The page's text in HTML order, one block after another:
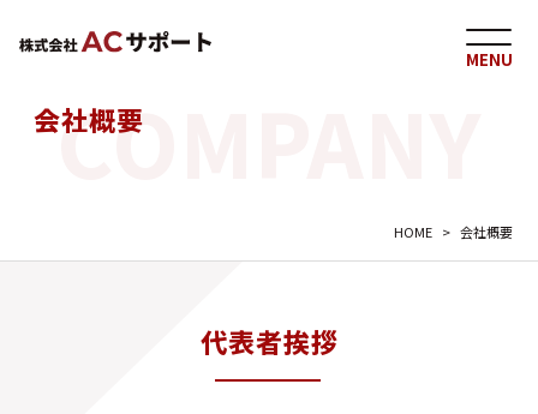
MENU
会社概要
HOME > 会社概要
代表者挨拶